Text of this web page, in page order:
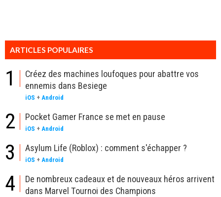
ARTICLES POPULAIRES
1
Créez des machines loufoques pour abattre vos
ennemis dans Besiege
iOS + Android
2 Pocket Gamer France se met en pause
iOS + Android
3 Asylum Life (Roblox) : comment s'échapper ?
iOS + Android
4
De nombreux cadeaux et de nouveaux héros arrivent
dans Marvel Tournoi des Champions